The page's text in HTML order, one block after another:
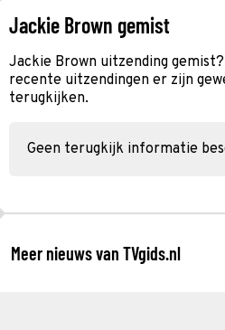
Jackie Brown gemist
Jackie Brown uitzending
recente uitzendingen er zijn
terugkijken.
Geen terugkijk informatie
Meer nieuws van TVgids.nl